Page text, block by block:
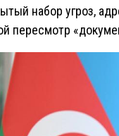
набор угроз,
пересмотр